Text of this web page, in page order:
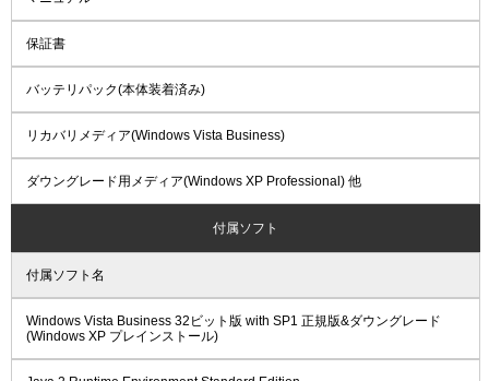
保証書
バッテリパック(本体装着済み)
リカバリメディア(Windows Vista Business)
ダウングレード用メディア(Windows XP Professional) 他
付属ソフト
付属ソフト名
Windows Vista Business 32ビット版 with SP1 正規版&ダウングレード
(Windows XP プレインストール)